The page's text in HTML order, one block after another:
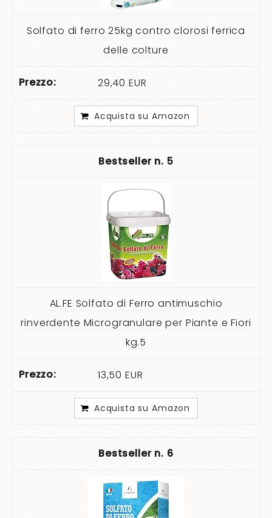
Solfato di ferro 25kg contro clorosi ferrica
delle colture
29,40 EUR
Acquista su Amazon
5
AL.FE Solfato di Ferro antimuschio
rinverdente Microgranulare per Piante e Fiori
kg.5
13,50 EUR
Acquista su Amazon
6